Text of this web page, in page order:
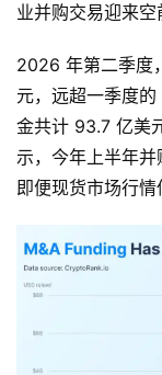
业并购交易迎来空
2026 年第二季度
元，远超一季度
金共计 93.7 亿美
示，今年上半年
即便现货市场行情